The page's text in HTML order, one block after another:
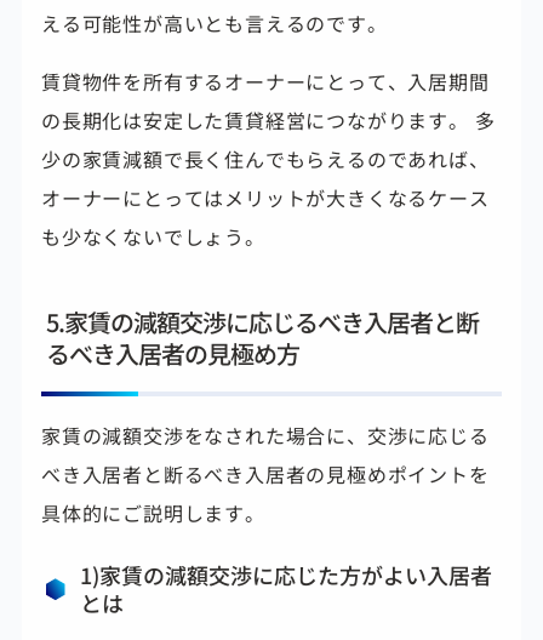
える可能性が高いとも言えるのです。
賃貸物件を所有するオーナーにとって、入居期間
の長期化は安定した賃貸経営につながります。
多
少の家賃減額で長く住んでもらえるのであれば、
オーナーにとってはメリットが大きくなるケース
も少なくないでしょう。
5.家賃の減額交渉に応じるべき入居者と断
るべき入居者の見極め方
家賃の減額交渉をなされた場合に、交渉に応じる
べき入居者と断るべき入居者の見極めポイントを
具体的にご説明します。
1)家賃の減額交渉に応じた方がよい入居者
とは